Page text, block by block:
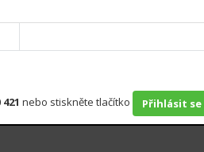
nebo stiskněte tlačítko Přihlásit